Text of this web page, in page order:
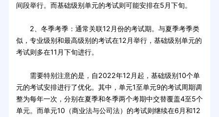
间段举行。而基础级别单元的考试则可能安排在5月下旬。
2、冬季考季：通常关联12月份的考试期。与夏季考季类
似，专业级别和最高级别的考试在12月举行，基础级别单元的
考试则多在11月下旬进行。
需要特别注意的是，自2022年12月起，基础级别10个单
元的考试安排进行了优化。其中，单元1至单元9的考试周期调
整为每年一次，分别在夏季和冬季两个考期中交替覆盖4至5个
单元。而单元10（商业法与公司法）的考试则继续在6月和12